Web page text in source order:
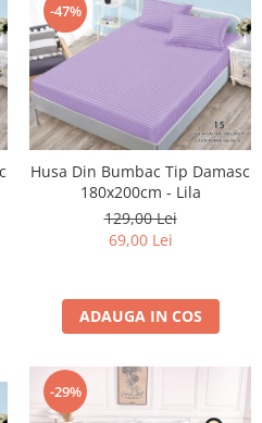
-47%
Husa Din Bumbac Tip Damasc
180x200cm - Lila
129,00 Lei
69,00 Lei
ADAUGA IN COS
-29%